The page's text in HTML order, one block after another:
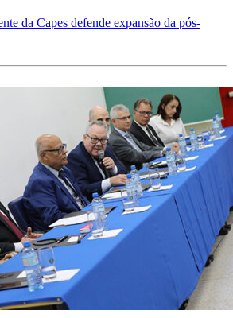
da Capes defende expansão da pós-